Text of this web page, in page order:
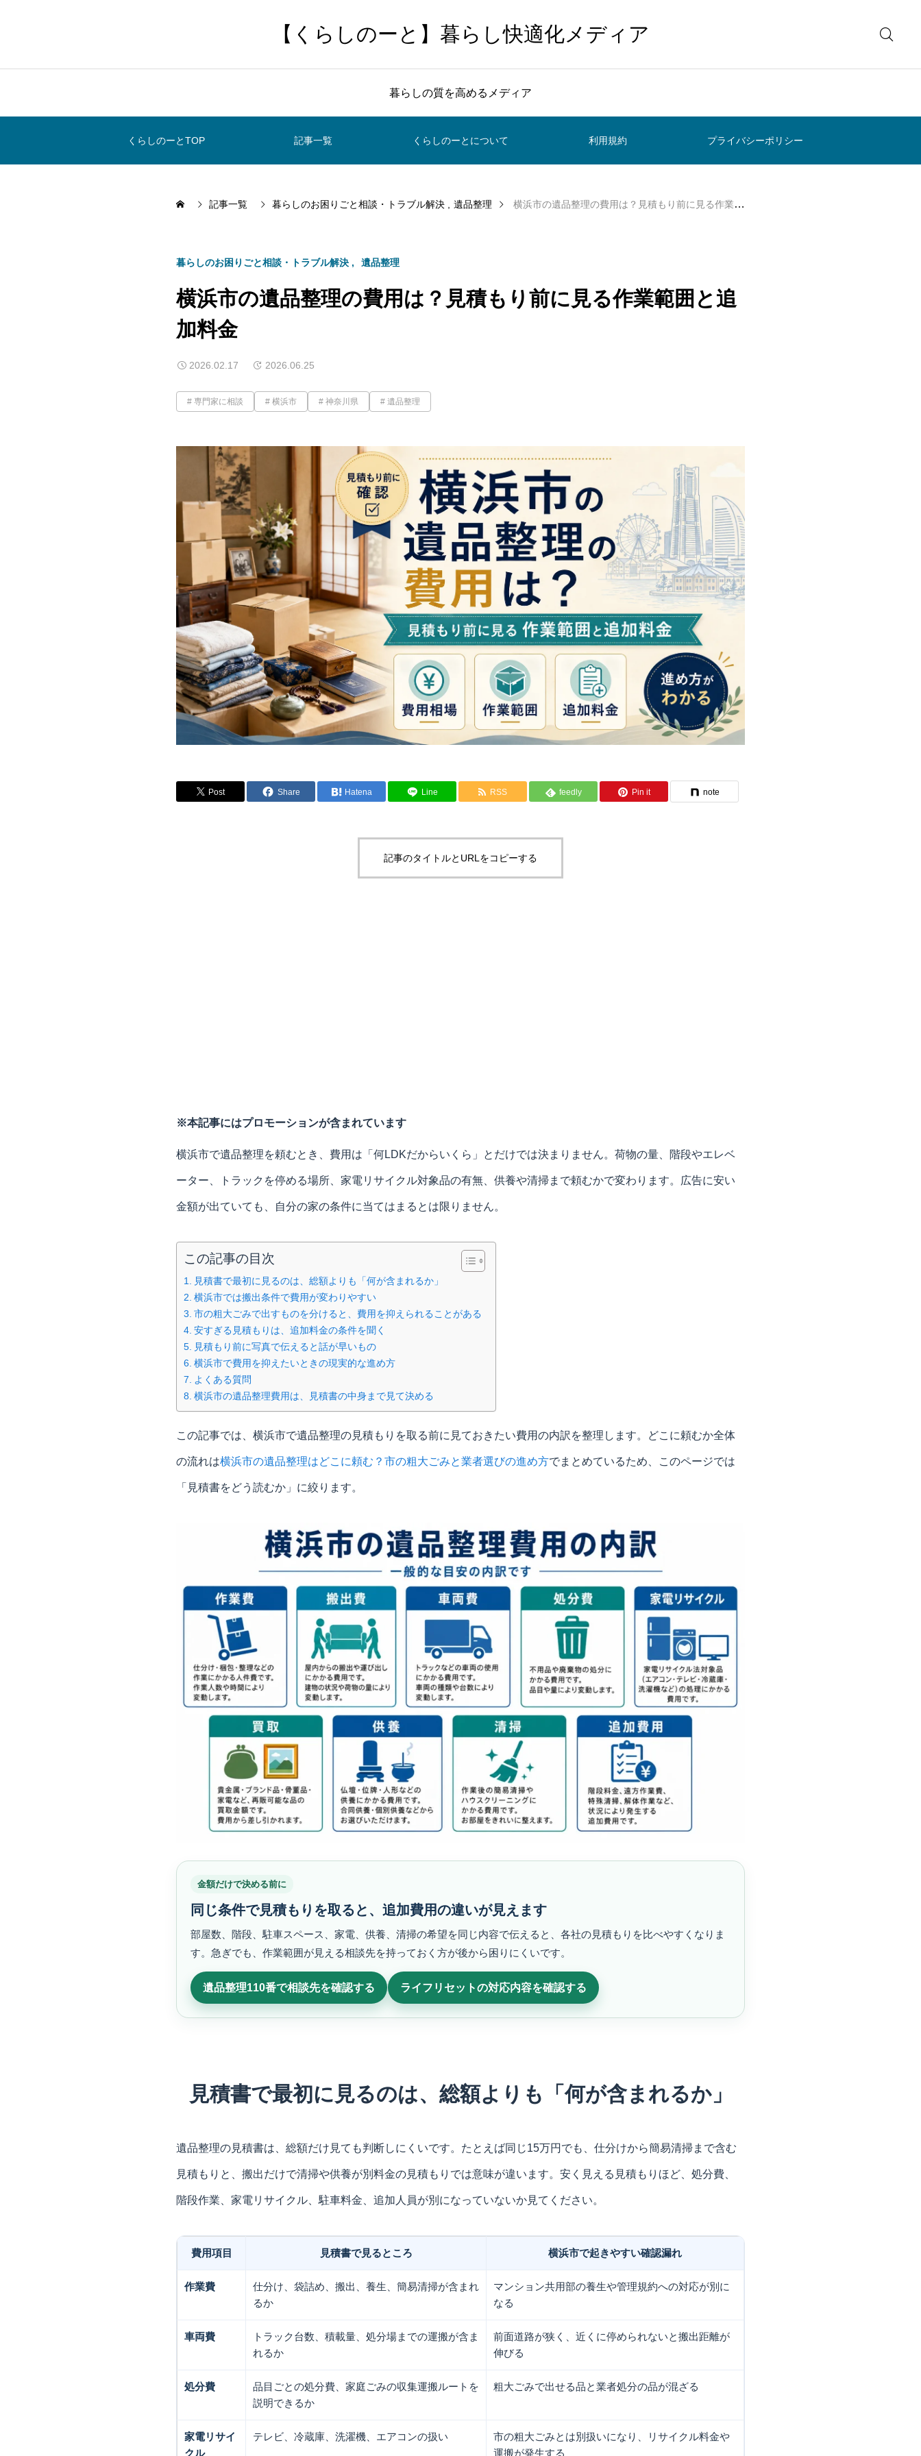
【くらしのーと】暮らし快適化メディア
暮らしの質を高めるメディア
くらしのーとTOP 記事一覧 くらしのーとについて 利用規約 プライバシーポリシー
記事一覧 暮らしのお困りごと相談・トラブル解決 遺品整理 横浜市の遺品整理の費用は？見積もり前に見る作業範囲と追加料金
暮らしのお困りごと相談・トラブル解決 遺品整理
横浜市の遺品整理の費用は？見積もり前に見る作業範囲と追
加料金
2026.02.17 2026.06.25
専門家に相談 横浜市 神奈川県 遺品整理
Post Share Hatena Line RSS feedly Pin it note
記事のタイトルとURLをコピーする
※本記事にはプロモーションが含まれています
横浜市で遺品整理を頼むとき、費用は「何LDKだからいくら」とだけでは決まりません。荷物の量、階段やエレベ
ーター、トラックを停める場所、家電リサイクル対象品の有無、供養や清掃まで頼むかで変わります。広告に安い
金額が出ていても、自分の家の条件に当てはまるとは限りません。
この記事の目次
見積書で最初に見るのは、総額よりも「何が含まれるか」
横浜市では搬出条件で費用が変わりやすい
市の粗大ごみで出すものを分けると、費用を抑えられることがある
安すぎる見積もりは、追加料金の条件を聞く
見積もり前に写真で伝えると話が早いもの
横浜市で費用を抑えたいときの現実的な進め方
よくある質問
横浜市の遺品整理費用は、見積書の中身まで見て決める
この記事では、横浜市で遺品整理の見積もりを取る前に見ておきたい費用の内訳を整理します。どこに頼むか全体
の流れは横浜市の遺品整理はどこに頼む？市の粗大ごみと業者選びの進め方でまとめているため、このページでは
「見積書をどう読むか」に絞ります。
金額だけで決める前に
同じ条件で見積もりを取ると、追加費用の違いが見えます
部屋数、階段、駐車スペース、家電、供養、清掃の希望を同じ内容で伝えると、各社の見積もりを比べやすくなりま
す。急ぎでも、作業範囲が見える相談先を持っておく方が後から困りにくいです。
遺品整理110番で相談先を確認する ライフリセットの対応内容を確認する
見積書で最初に見るのは、総額よりも「何が含まれるか」
遺品整理の見積書は、総額だけ見ても判断しにくいです。たとえば同じ15万円でも、仕分けから簡易清掃まで含む
見積もりと、搬出だけで清掃や供養が別料金の見積もりでは意味が違います。安く見える見積もりほど、処分費、
階段作業、家電リサイクル、駐車料金、追加人員が別になっていないか見てください。
費用項目 見積書で見るところ 横浜市で起きやすい確認漏れ
作業費
仕分け、袋詰め、搬出、養生、簡易清掃が含まれ
るか
マンション共用部の養生や管理規約への対応が別に
なる
車両費
トラック台数、積載量、処分場までの運搬が含ま
れるか
前面道路が狭く、近くに停められないと搬出距離が
伸びる
処分費
品目ごとの処分費、家庭ごみの収集運搬ルートを
説明できるか
粗大ごみで出せる品と業者処分の品が混ざる
家電リサイ
クル
テレビ、冷蔵庫、洗濯機、エアコンの扱い
市の粗大ごみとは別扱いになり、リサイクル料金や
運搬が発生する